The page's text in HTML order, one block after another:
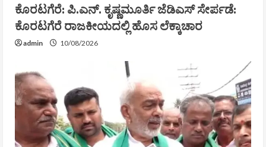
ಕೊರಟಗೆರೆ: ಪಿ.ಎನ್. ಕೃಷ್ಣಮೂರ್ತಿ ಜೆಡಿಎಸ್ ಸೇರ್ಪಡೆ:
ಕೊರಟಗೆರೆ ರಾಜಕೀಯದಲ್ಲಿ ಹೊಸ ಲೆಕ್ಕಾಚಾರ
admin 10/08/2026